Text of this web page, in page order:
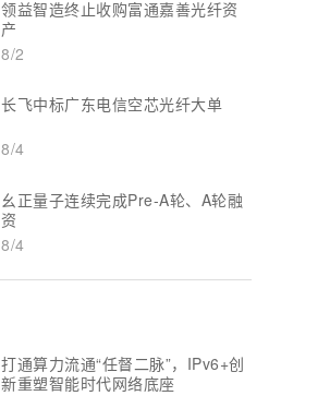
领益智造终止收购富通嘉善光纤资
产
8/2
长飞中标广东电信空芯光纤大单
8/4
幺正量子连续完成Pre-A轮、A轮融
资
8/4
打通算力流通“任督二脉”，IPv6+创
新重塑智能时代网络底座